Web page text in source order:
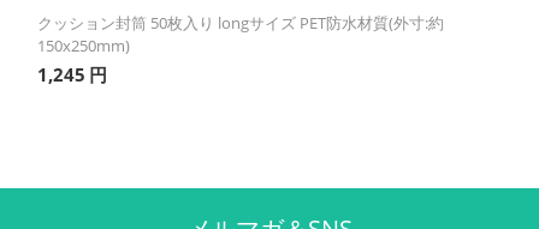
クッション封筒 50枚入り longサイズ PET防水材質(外寸:約
150x250mm)
1,245 円